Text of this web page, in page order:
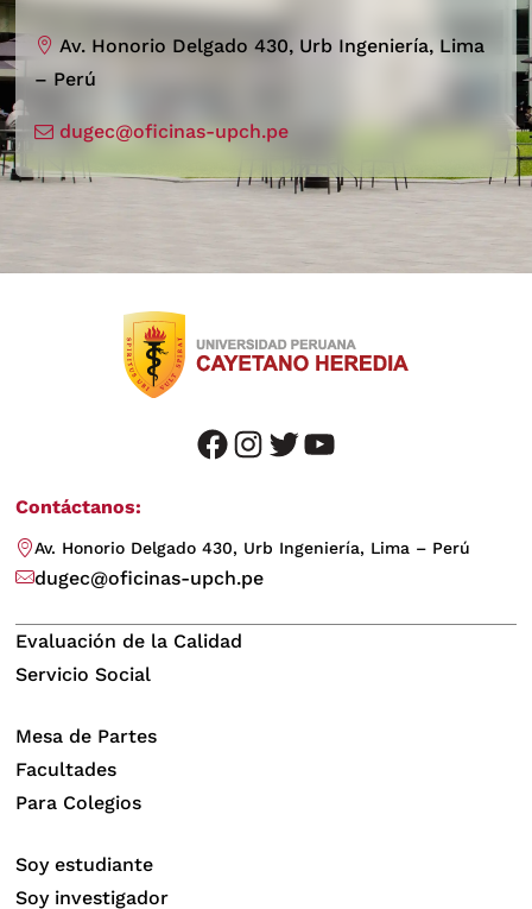
Av. Honorio Delgado 430, Urb Ingeniería, Lima
– Perú
dugec@oficinas-upch.pe
facebook instagram twitter youtube
Contáctanos:
Av. Honorio Delgado 430, Urb Ingeniería, Lima – Perú
dugec@oficinas-upch.pe
Evaluación de la Calidad
Servicio Social
Mesa de Partes
Facultades
Para Colegios
Soy estudiante
Soy investigador